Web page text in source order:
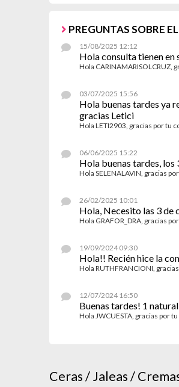
PREGUNTAS SOBRE
15/08/2025 12:12
Hola consulta tienen en
Hola CARINAMARISOLCRUZ,
03/07/2025 15:56
Hola buenas tardes ya
gracias Letici
Hola LETI2903, gracias por tu
06/06/2025 15:22
Hola buenas tardes, los
Hola SELENALAVIN, gracias
26/02/2025 10:01
Hola, Necesito las 3 de
Hola GRAFOR_DRA, gracias
19/09/2024 09:30
Hola!! Recién hice la
Hola RUTHFRANCIONI,
12/07/2024 16:50
Buenas tardes! 1
Hola JWCUESTA, gracias por
Ceras / Jaleas /